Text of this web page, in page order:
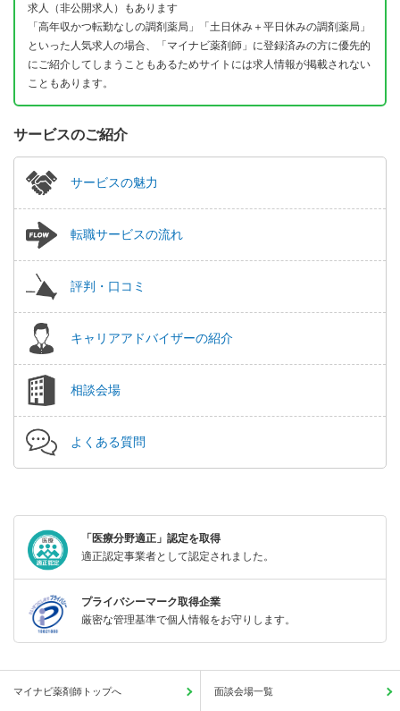
求人（非公開求人）もあります
「高年収かつ転勤なしの調剤薬局」「土日休み＋平日休みの調剤薬局」
といった人気求人の場合、「マイナビ薬剤師」に登録済みの方に優先的
にご紹介してしまうこともあるためサイトには求人情報が掲載されない
こともあります。
サービスのご紹介
サービスの魅力
転職サービスの流れ
評判・口コミ
キャリアアドバイザーの紹介
相談会場
よくある質問
「医療分野適正」認定を取得
適正認定事業者として認定されました。
プライバシーマーク取得企業
厳密な管理基準で個人情報をお守りします。
マイナビ薬剤師トップへ 面談会場一覧